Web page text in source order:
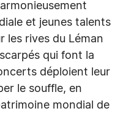
et jeunes talents
les rives du Léman
qui font la
déploient leur
le souffle, en
mondial de